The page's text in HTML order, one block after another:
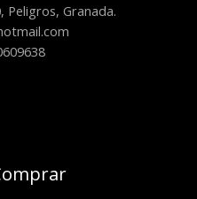
Peligros, Granada.